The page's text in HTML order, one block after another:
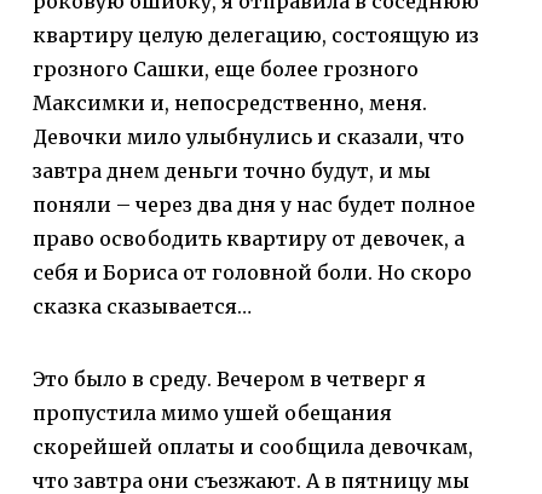
квартиру целую делегацию, состоящую из
грозного Сашки, еще более грозного
Максимки и, непосредственно, меня.
Девочки мило улыбнулись и сказали, что
завтра днем деньги точно будут, и мы
поняли – через два дня у нас будет полное
право освободить квартиру от девочек, а
себя и Бориса от головной боли. Но скоро
сказка сказывается…
Это было в среду. Вечером в четверг я
пропустила мимо ушей обещания
скорейшей оплаты и сообщила девочкам,
что завтра они съезжают. А в пятницу мы